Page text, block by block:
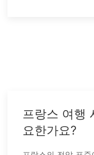
프랑스 여행
요한가요?